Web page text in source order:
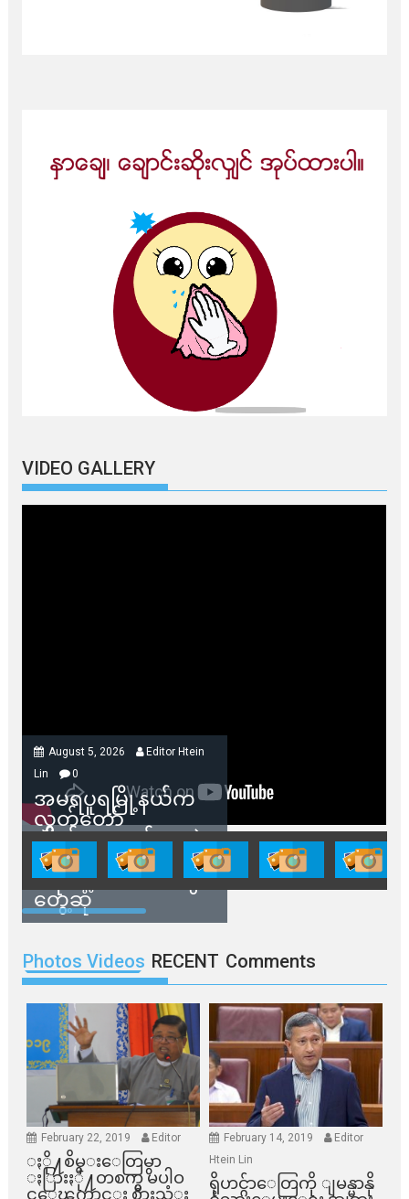
VIDEO GALLERY
August 5, 2026
Editor Htein
Lin
0
အမရပူရမြို့နယ်က
လွှတ်တော်
ကိုယ်စားလှယ်တွေနဲ့
နေအိမ်တွေဖျက်သိမ်း
ခံရမယ့် ဒေသခံတွေ
တွေ့ဆုံ
Photos Videos RECENT Comments
February 22, 2019 Editor
ႏို႔စိမ္းေတြမွာ
ႏြားႏို႔တစက္မွ မပါဝ
င္ေၾကာင္း စားသံုး
February 14, 2019
Editor
Htein Lin
ရိုဟင္ဂ်ာေတြကို ျမန္မာနို